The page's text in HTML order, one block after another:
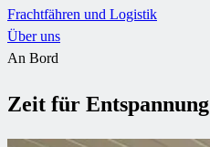
Frachtfähren und Logistik
Über uns
An Bord
Zeit für Entspannung